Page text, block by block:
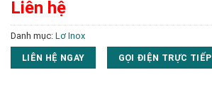
xếp
hạng
0
5
sao
Liên hệ
Danh mục: Lơ Inox
LIÊN HỆ NGAY GỌI ĐIỆN TRỰC TIẾP